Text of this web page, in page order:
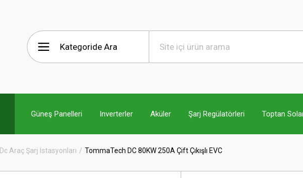
Güneş Panelleri Inverterler Aküler Şarj Regülatörleri Toptan
Dc Araç Şarj İstasyonları TommaTech DC 80KW 250A Çift Çıkışlı EVC